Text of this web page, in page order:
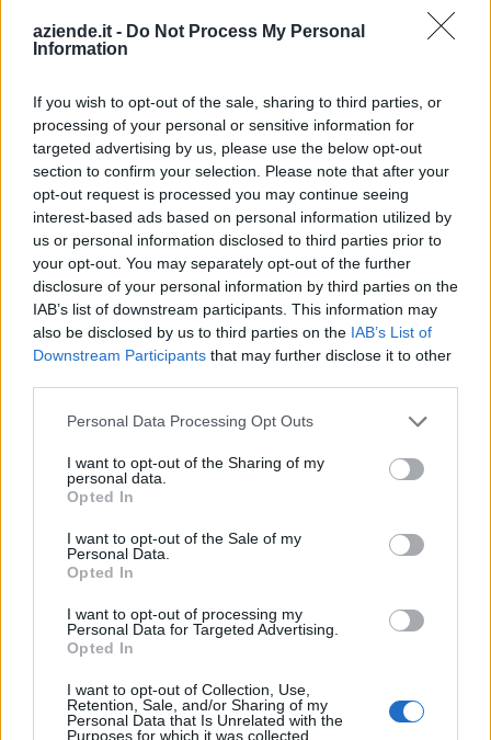
aziende.it - Do Not Process My Personal
Information
If you wish to opt-out of the sale, sharing to third parties, or
processing of your personal or sensitive information for
targeted advertising by us, please use the below opt-out
section to confirm your selection. Please note that after your
opt-out request is processed you may continue seeing
interest-based ads based on personal information utilized by
us or personal information disclosed to third parties prior to
your opt-out. You may separately opt-out of the further
disclosure of your personal information by third parties on the
IAB’s list of downstream participants. This information may
also be disclosed by us to third parties on the IAB’s List of
Downstream Participants that may further disclose it to other
Personal Data Processing Opt Outs
I want to opt-out of the Sharing of my
personal data.
Opted In
I want to opt-out of the Sale of my
Personal Data.
Opted In
I want to opt-out of processing my
Personal Data for Targeted Advertising.
Opted In
I want to opt-out of Collection, Use,
Retention, Sale, and/or Sharing of my
Personal Data that Is Unrelated with the
Purposes for which it was collected.
Provincia: Biella
Regione:Piemonte
Tutti i documenti e servizi disponibili →
Documenti più richiesti
Visure Camerali - Società di Persone
€ 5,39 IVA inclusa